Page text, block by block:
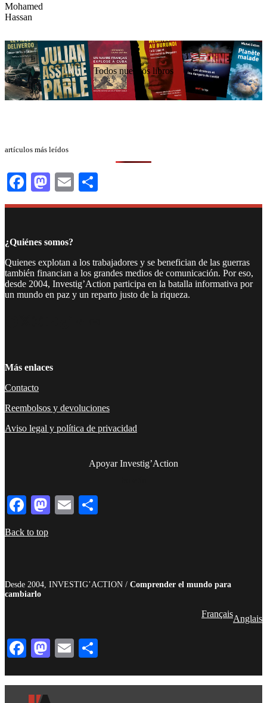
Todos nuestros libros
artículos más leídos
Facebook
Mastodon
Email
¿Quiénes somos?
Quienes explotan a los trabajadores y se benefician de las guerras
también financian a los grandes medios de comunicación. Por eso,
desde 2004, Investig’Action participa en la batalla informativa por
un mundo en paz y un reparto justo de la riqueza.
Más enlaces
Contacto
Reembolsos y devoluciones
Aviso legal y política de privacidad
Apoyar Investig’Action
Facebook
Mastodon
Email
Back to top
Desde 2004, INVESTIG’ACTION / Comprender el mundo para
cambiarlo
FrançaisAnglais
Facebook
Mastodon
Email